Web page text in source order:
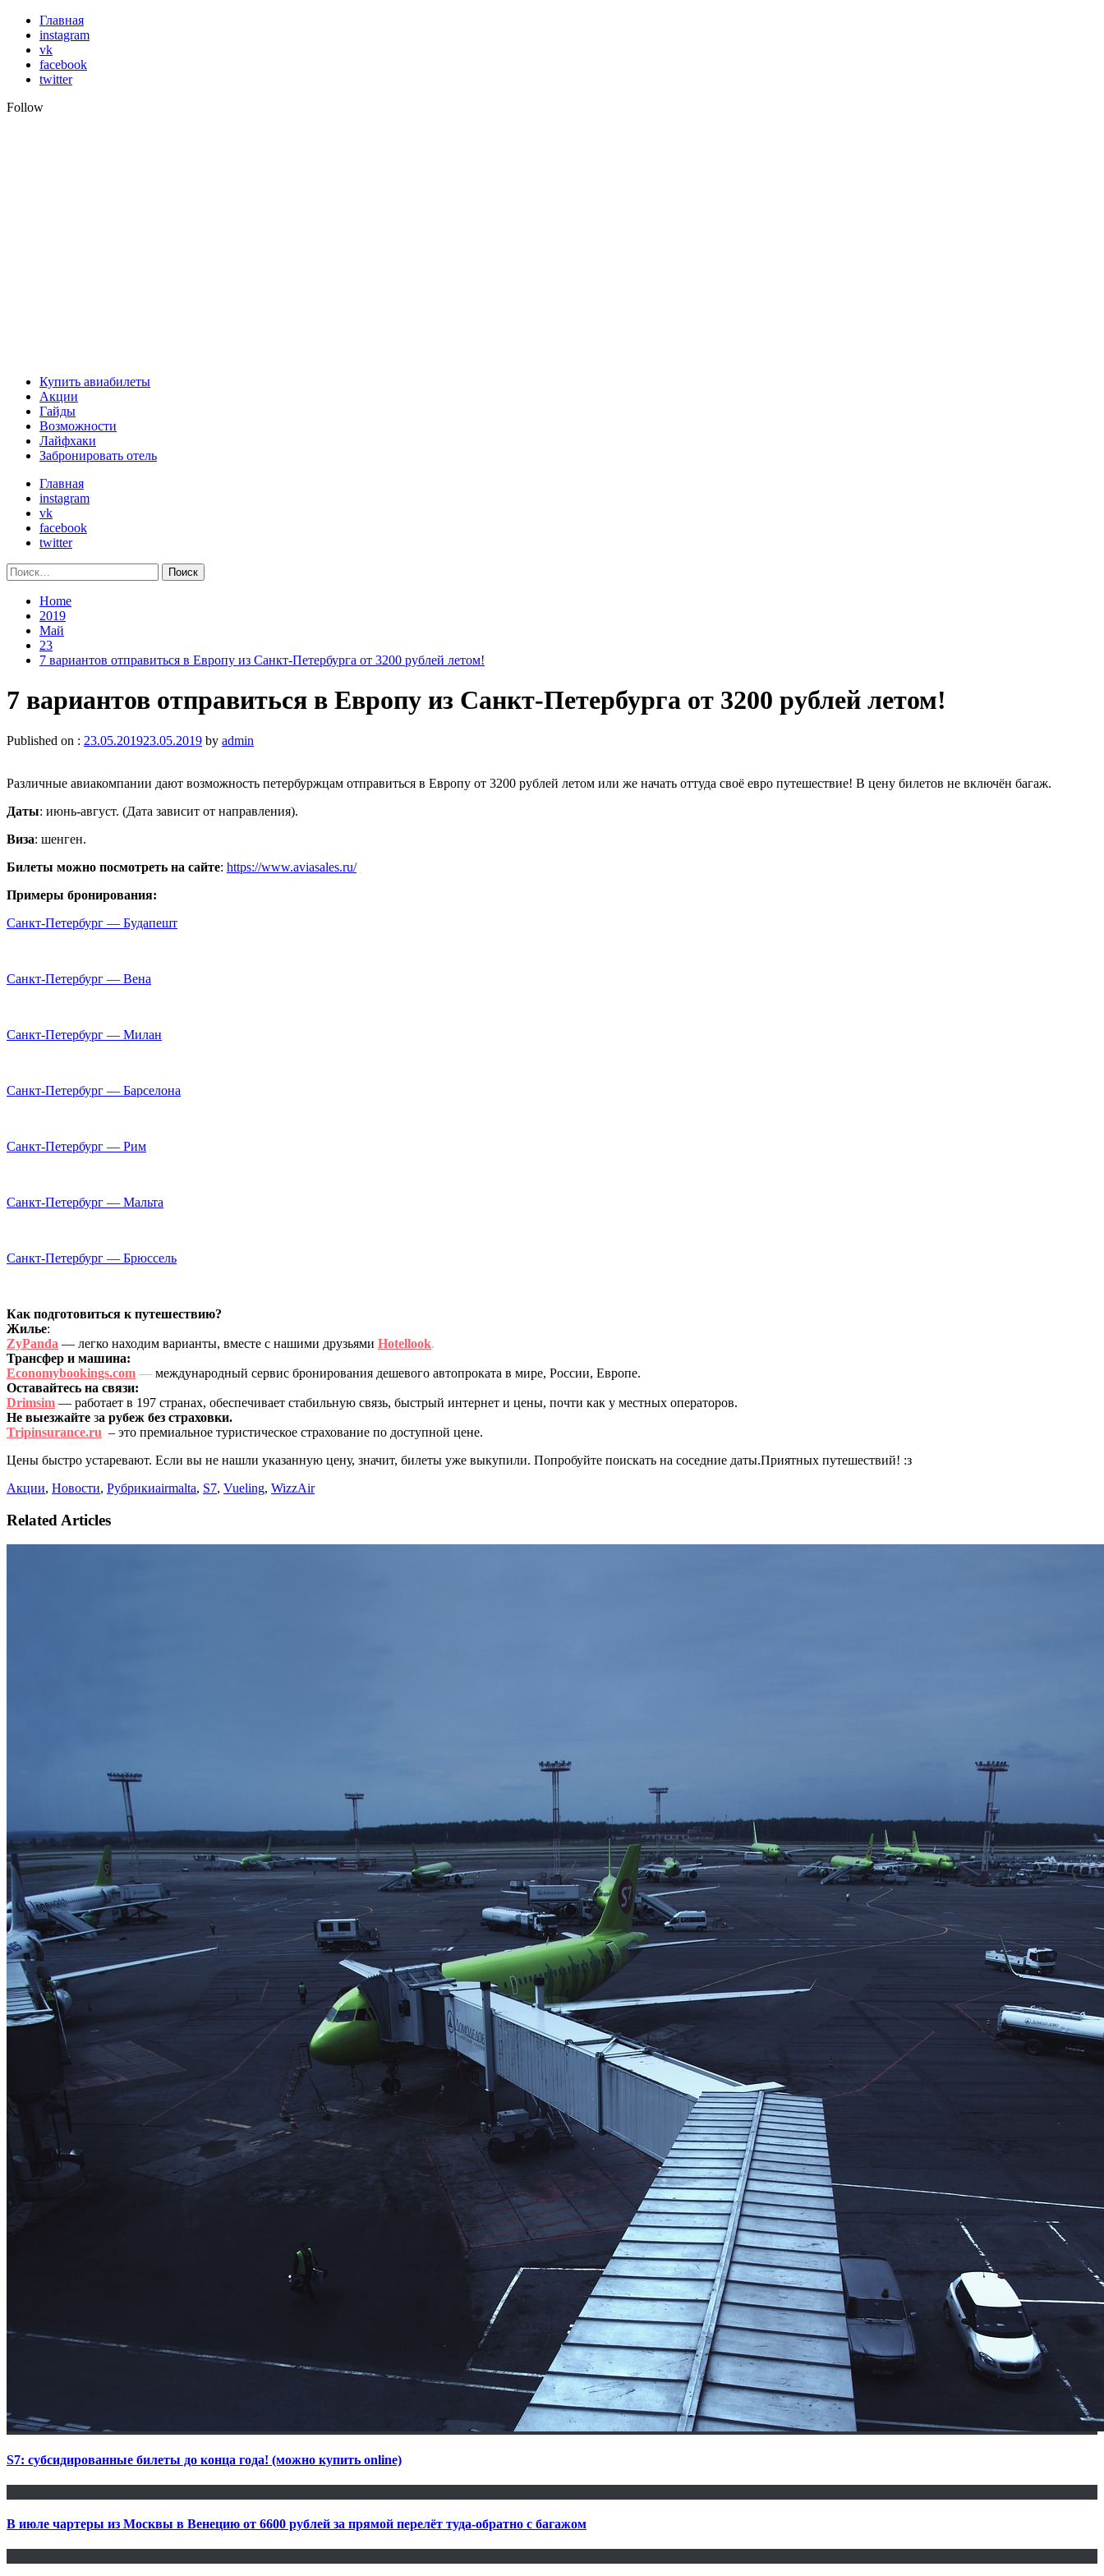
Skip
content
Главная
instagram
vk
facebook
twitter
Follow
Primary
Menu
Купить авиабилеты
Акции
Гайды
Возможности
Лайфхаки
Забронировать отель
Главная
instagram
vk
facebook
twitter
Найти:
Home
2019
Май
23
7 вариантов отправиться в Европу из Санкт-Петербурга от 3200 рублей летом!
7 вариантов отправиться в Европу из Санкт-Петербурга от 3200 рублей летом!
Published on : 23.05.201923.05.2019 by admin
Различные авиакомпании дают возможность петербуржцам отправиться в Европу от 3200 рублей летом или же начать оттуда своё евро путешествие! В цену билетов не включён багаж.
Даты: июнь-август. (Дата зависит от направления).
Виза: шенген.
Билеты можно посмотреть на сайте: https://www.aviasales.ru/
Примеры бронирования:
Санкт-Петербург — Будапешт
Санкт-Петербург — Вена
Санкт-Петербург — Милан
Санкт-Петербург — Барселона
Санкт-Петербург — Рим
Санкт-Петербург — Мальта
Санкт-Петербург — Брюссель
Как подготовиться к путешествию?
Жилье:
ZyPanda — легко находим варианты, вместе с нашими друзьями Hotellook.
Трансфер и машина:
Economybookings.com — международный сервис бронирования дешевого автопроката в мире, России, Европе.
Оставайтесь на связи:
Drimsim — работает в 197 странах, обеспечивает стабильную связь, быстрый интернет и цены, почти как у местных операторов.
Не выезжайте за рубеж без страховки.
Tripinsurance.ru – это премиальное туристическое страхование по доступной цене.
Цены быстро устаревают. Если вы не нашли указанную цену, значит, билеты уже выкупили. Попробуйте поискать на соседние даты.Приятных путешествий! :з
Акции, Новости, Рубрикиairmalta, S7, Vueling, WizzAir
Related Articles
S7: субсидированные билеты до конца года! (можно купить online)
В июле чартеры из Москвы в Венецию от 6600 рублей за прямой перелёт туда-обратно с багажом